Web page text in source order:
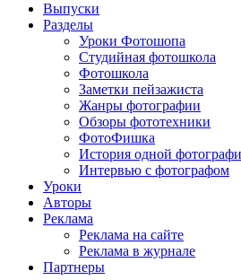
Выпуски
Разделы
Уроки Фотошопа
Студийная фотошкола
Фотошкола
Заметки пейзажиста
Жанры фотографии
Обзоры фототехники
ФотоФишка
История одной
Интервью с фотографом
Уроки
Авторы
Реклама
Реклама на сайте
Реклама в журнале
Партнеры